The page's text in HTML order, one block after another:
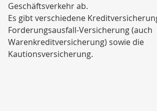
Geschäftsverkehr ab.
Es gibt verschiedene
Forderungsausfall-Versicherung (auch
Warenkreditversicherung) sowie die
Kautionsversicherung.